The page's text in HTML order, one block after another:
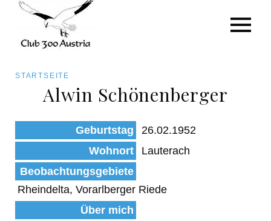
zum
Inhalt
Pfadnavigation
STARTSEITE
Alwin Schönenberger
Geburtstag
26.02.1952
Wohnort
Lauterach
Beobachtungsgebiete
Rheindelta, Vorarlberger Riede
Über mich
Art/Species
Status
Kategorie für die Österreich-Liste
Beobachtungen